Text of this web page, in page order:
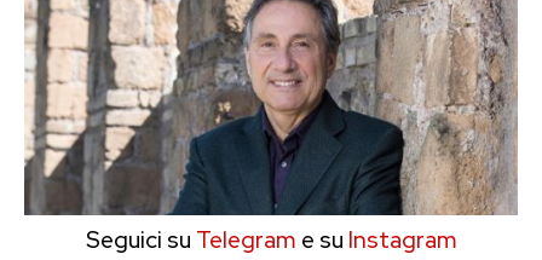
Seguici su Telegram e su Instagram